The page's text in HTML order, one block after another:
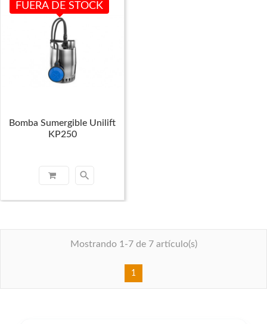
Bomba Sumergible Unilift
KP250
search
FUERA DE STOCK
Mostrando 1-7 de 7 artículo(s)
1